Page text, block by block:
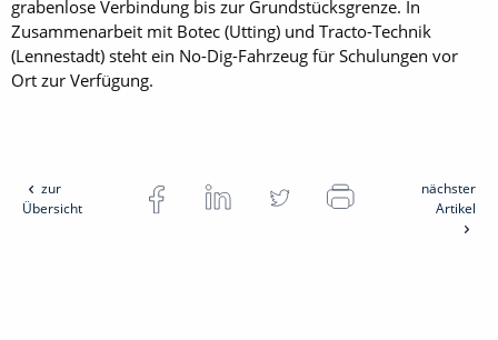
grabenlose Verbindung bis zur Grundstücksgrenze. In
Zusammenarbeit mit Botec (Utting) und Tracto-Technik
(Lennestadt) steht ein No-Dig-Fahrzeug für Schulungen vor
Ort zur Ver­fügung.
zur
Übersicht
nächster
Artikel